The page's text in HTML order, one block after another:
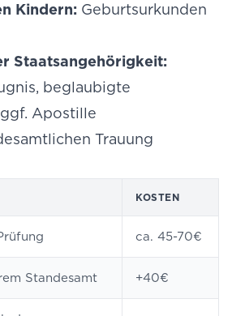
Kindern: Geburtsurkunden
Staatsangehörigkeit:
beglaubigte
Apostille
Trauung
KOSTEN
ca. 45-70€
Standesamt +40€